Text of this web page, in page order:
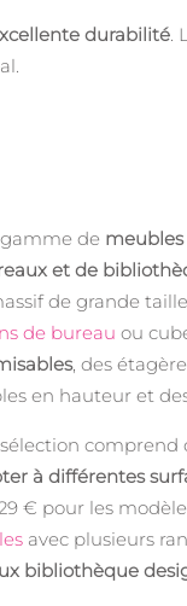
durabilité.
de
et de
de grande
de bureau ou
, des
en hauteur et
comprend
à différentes
€ pour les
avec plusieurs
bibliothèque